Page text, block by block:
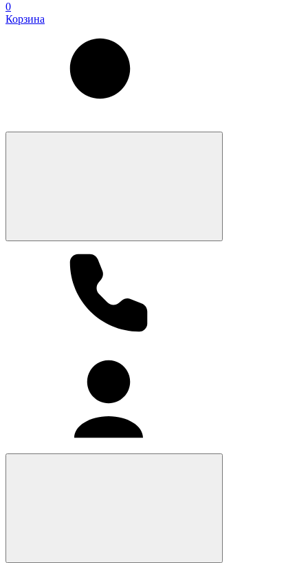
0
Корзина